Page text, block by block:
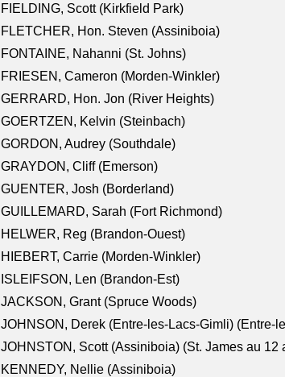
FIELDING, Scott (Kirkfield Park)
FLETCHER, Hon. Steven (Assiniboia)
FONTAINE, Nahanni (St. Johns)
FRIESEN, Cameron (Morden-Winkler)
GERRARD, Hon. Jon (River Heights)
GOERTZEN, Kelvin (Steinbach)
GORDON, Audrey (Southdale)
GRAYDON, Cliff (Emerson)
GUENTER, Josh (Borderland)
GUILLEMARD, Sarah (Fort Richmond)
HELWER, Reg (Brandon-Ouest)
HIEBERT, Carrie (Morden-Winkler)
ISLEIFSON, Len (Brandon-Est)
JACKSON, Grant (Spruce Woods)
JOHNSON, Derek (Entre-les-Lacs-Gimli) (Entre-
JOHNSTON, Scott (Assiniboia) (St. James au 12
KENNEDY, Nellie (Assiniboia)